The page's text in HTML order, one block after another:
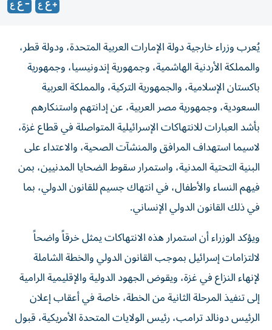
يُعرب وزراء خارجية دولة الإمارات العربية المتحدة، ودولة قطر،
والمملكة الأردنية الهاشمية، وجمهورية إندونيسيا، وجمهورية
باكستان الإسلامية، والجمهورية التركية، والمملكة العربية
السعودية، وجمهورية مصر العربية، عن إدانتهم واستنكارهم
بأشد العبارات للانتهاكات الإسرائيلية المتواصلة في قطاع غزة،
لاسيما استهداف المرافق والمنشآت الصحية، والاعتداء على
البنية التحتية المدنية، واستمرار سقوط الضحايا المدنيين، بمن
فيهم النساء والأطفال، في انتهاك جسيم للقانون الدولي، بما
في ذلك القانون الدولي الإنساني.
ويؤكد الوزراء أن استمرار هذه الانتهاكات يمثل خرقاً واضحاً
لالتزامات إسرائيل بموجب القانون الدولي والخطة الشاملة
لإنهاء النزاع في غزة، ويقوض الجهود الدولية والإقليمية الرامية
إلى تنفيذ المرحلة الثانية من الخطة، خاصة في أعقاب إعلان
الرئيس دونالد ترامب، رئيس الولايات المتحدة الأمريكية، قبول